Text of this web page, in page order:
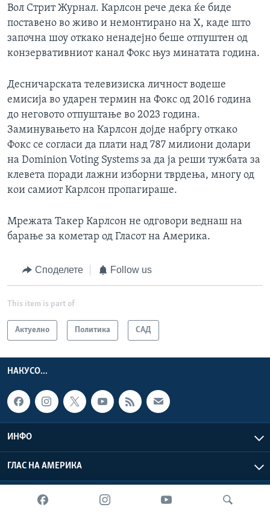
Вол Стрит Журнал. Карлсон рече дека ќе биде
поставено во живо и немонтирано на X, каде што
започна шоу откако ненадејно беше отпуштен од
конзервативниот канал Фокс њуз минатата година.
Десничарската телевизиска личност водеше
емисија во ударен термин на Фокс од 2016 година
до неговото отпуштање во 2023 година.
Заминувањето на Карлсон дојде набргу откако
Фокс се согласи да плати над 787 милиони долари
на Dominion Voting Systems за да ја реши тужбата за
клевета поради лажни изборни тврдења, многу од
кои самиот Карлсон пропагираше.
Мрежата Такер Карлсон не одговори веднаш на
барање за кометар од Гласот на Америка.
Споделете Follow us
This item is part of
Актуелно Политика САД
НАКУСО...
ИНФО
ГЛАС НА АМЕРИКА
Глас на Америка © 2026 VOA, Inc. Сите права задржани.